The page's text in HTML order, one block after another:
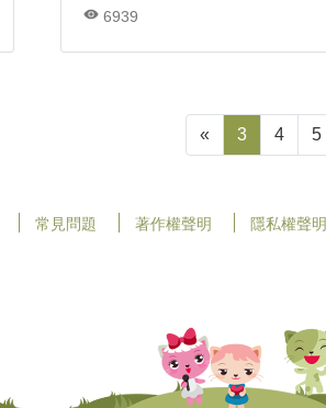
6939
« 3 4 5
常見問題 著作權聲明 隱私權聲明